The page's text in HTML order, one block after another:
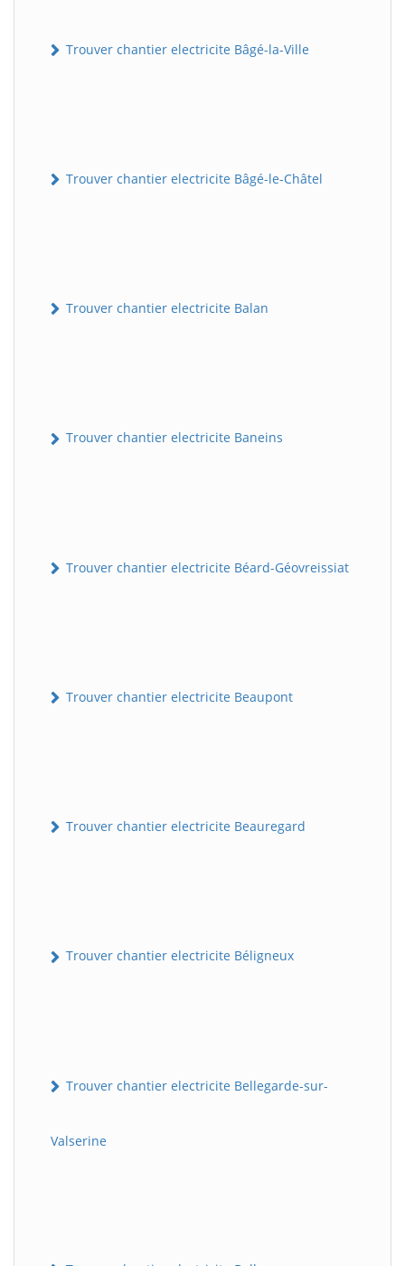
Trouver chantier electricite Bâgé-la-Ville
Trouver chantier electricite Bâgé-le-Châtel
Trouver chantier electricite Balan
Trouver chantier electricite Baneins
Trouver chantier electricite Béard-Géovreissiat
Trouver chantier electricite Beaupont
Trouver chantier electricite Beauregard
Trouver chantier electricite Béligneux
Trouver chantier electricite Bellegarde-sur-
Valserine